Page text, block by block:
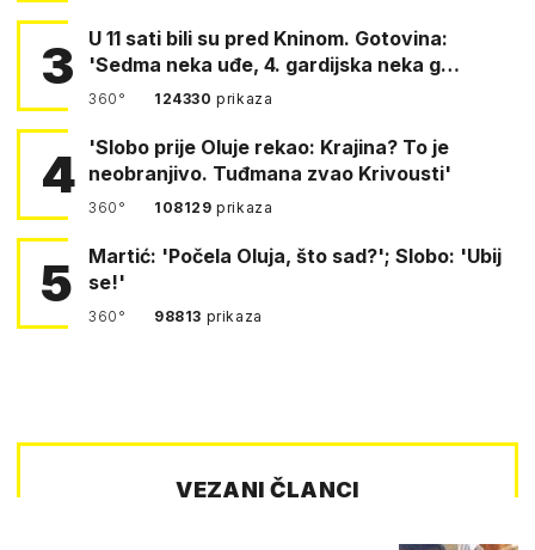
3
U 11 sati bili su pred Kninom. Gotovina:
'Sedma neka uđe, 4. gardijska neka g…
360° 124330prikaza
4
'Slobo prije Oluje rekao: Krajina? To je
neobranjivo. Tuđmana zvao Krivousti'
360° 108129prikaza
5
Martić: 'Počela Oluja, što sad?'; Slobo: 'Ubij
se!'
360° 98813 prikaza
VEZANI ČLANCI